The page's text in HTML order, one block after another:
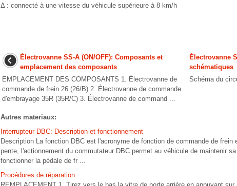
Δ : connecté à une vitesse du véhicule supérieure à 8 km/h
Électrovanne SS-A (ON/OFF): Composants et
emplacement des composants
EMPLACEMENT DES COMPOSANTS 1. Électrovanne de
commande de frein 26 (26/B) 2. Électrovanne de commande
d'embrayage 35R (35R/C) 3. Électrovanne de command ...
Électrovanne
schématiques
Schéma du
Autres materiaux:
Interrupteur DBC: Description et fonctionnement
Description La fonction DBC est l'acronyme de fonction de commande de
pente, l'actionnement du commutateur DBC permet au véhicule de maintenir
fonctionner la pédale de fr ...
Procédures de réparation